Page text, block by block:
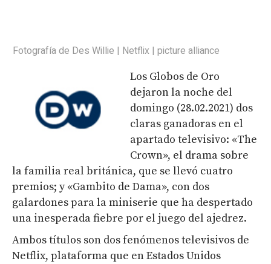
Fotografía de Des Willie | Netflix | picture alliance
Los Globos de Oro
dejaron la noche del
domingo (28.02.2021) dos
claras ganadoras en el
apartado televisivo: «The
Crown», el drama sobre
la familia real británica, que se llevó cuatro
premios; y «Gambito de Dama», con dos
galardones para la miniserie que ha despertado
una inesperada fiebre por el juego del ajedrez.
Ambos títulos son dos fenómenos televisivos de
Netflix, plataforma que en Estados Unidos